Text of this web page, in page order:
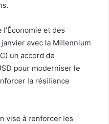
et des
avec la Millennium
un accord de
pour moderniser le
la résilience
vise à renforcer les